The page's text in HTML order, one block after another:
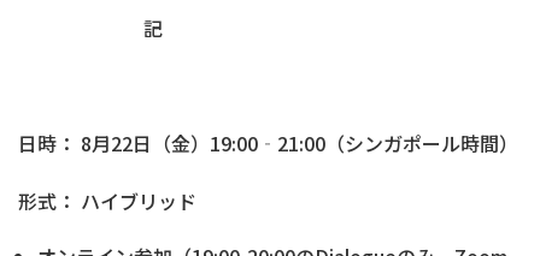
記
日時： 8月22日（金）19:00‐21:00（シンガポール時間）
形式： ハイブリッド